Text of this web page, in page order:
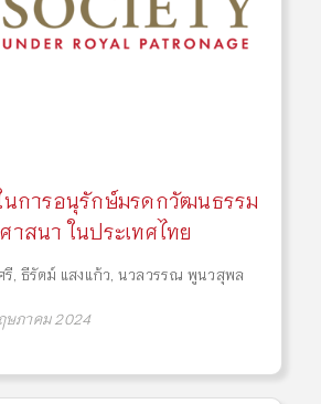
นการอนุรักษ์มรดกวัฒนธรรม
สนา ในประเทศไทย
รี ธีรัตม์ แสงแก้ว นวลวรรณ พูนวสุพล
ษภาคม 2024